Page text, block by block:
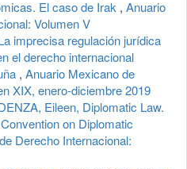
El caso de Irak , Anuario
Volumen V
imprecisa regulación jurídica
el derecho internacional
, Anuario Mexicano de
XIX, enero-diciembre 2019
Eileen, Diplomatic Law.
on Diplomatic
Derecho Internacional: